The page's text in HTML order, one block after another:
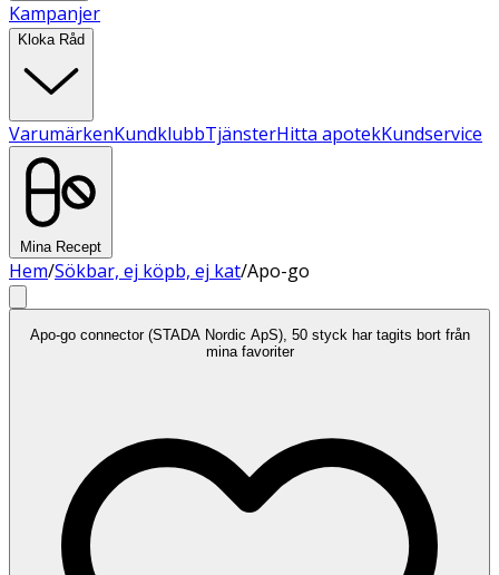
Kampanjer
Kloka Råd
VarumärkenKundklubbTjänsterHitta apotekKundservice
Mina Recept
Hem/Sökbar, ej köpb, ej kat/Apo-go
Apo-go connector (STADA Nordic ApS), 50 styck har tagits bort från
mina favoriter